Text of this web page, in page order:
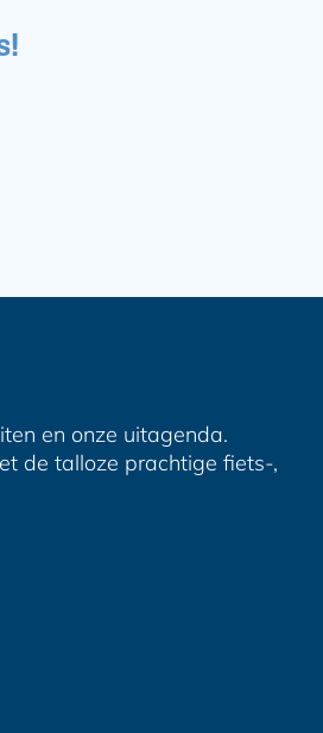
en onze uitagenda.
de talloze prachtige fiets-,